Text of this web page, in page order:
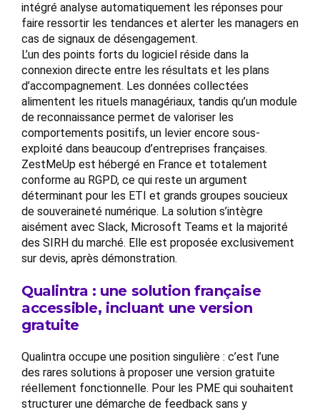
intégré analyse automatiquement les réponses pour
faire ressortir les tendances et alerter les managers en
cas de signaux de désengagement.
L’un des points forts du logiciel réside dans la
connexion directe entre les résultats et les plans
d’accompagnement. Les données collectées
alimentent les rituels managériaux, tandis qu’un module
de reconnaissance permet de valoriser les
comportements positifs, un levier encore sous-
exploité dans beaucoup d’entreprises françaises.
ZestMeUp est hébergé en France et totalement
conforme au RGPD, ce qui reste un argument
déterminant pour les ETI et grands groupes soucieux
de souveraineté numérique. La solution s’intègre
aisément avec Slack, Microsoft Teams et la majorité
des SIRH du marché. Elle est proposée exclusivement
sur devis, après démonstration.
Qualintra : une solution française
accessible, incluant une version
gratuite
Qualintra occupe une position singulière : c’est l’une
des rares solutions à proposer une version gratuite
réellement fonctionnelle. Pour les PME qui souhaitent
structurer une démarche de feedback sans y